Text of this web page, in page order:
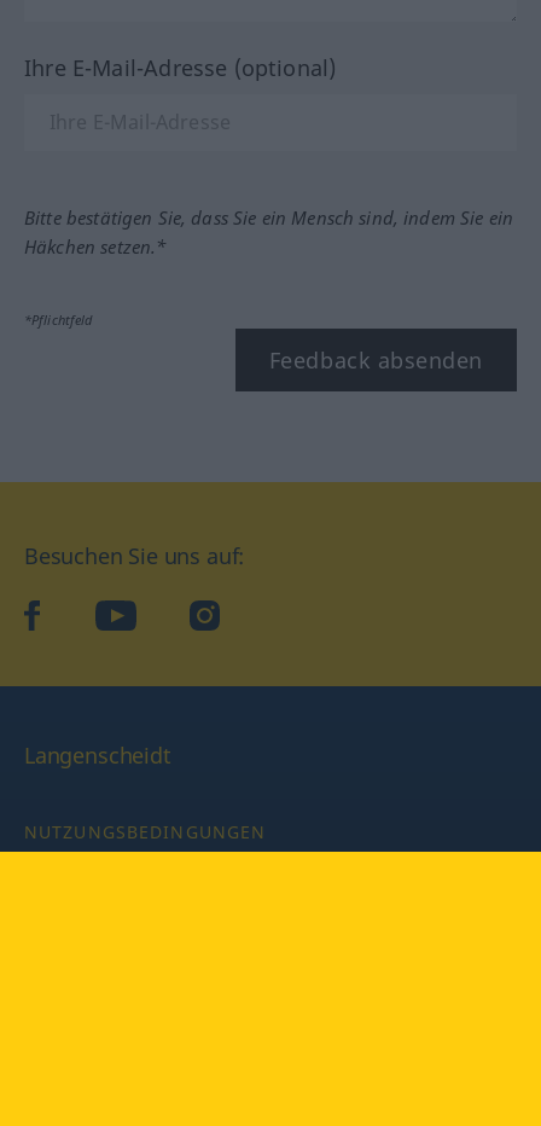
Ihre E-Mail-Adresse (optional)
Bitte bestätigen Sie, dass Sie ein Mensch sind, indem Sie ein
Häkchen setzen.*
*Pflichtfeld
Feedback absenden
Besuchen Sie uns auf:
facebookYouTube Instagram
Langenscheidt
NUTZUNGSBEDINGUNGEN